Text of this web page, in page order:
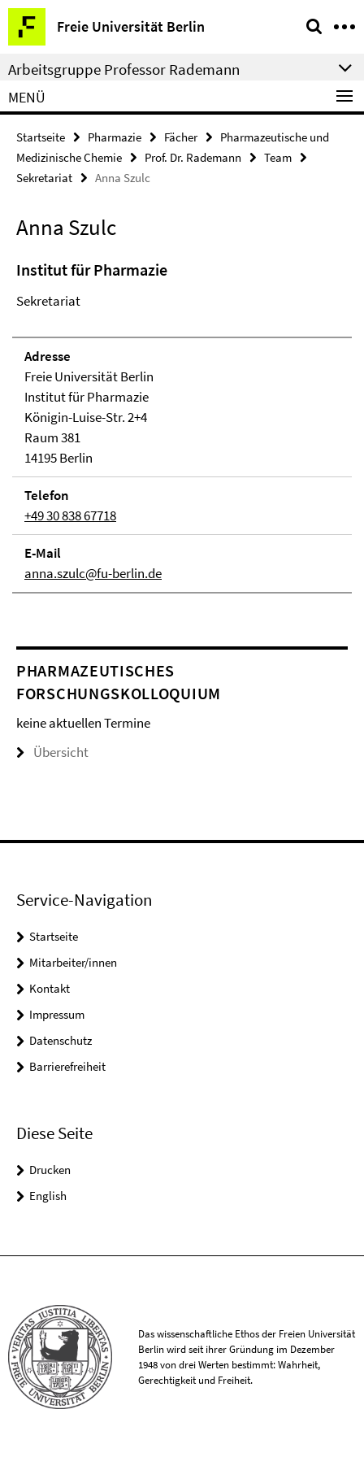
Springe
direkt
zu
Inhalt
Freie Universität Berlin
Service-
Navigation
Arbeitsgruppe Professor Rademann
MENÜ
Startseite Pharmazie Fächer
Pharmazeutische und
Medizinische Chemie
Prof. Dr. Rademann
Team
Sekretariat
Anna Szulc
Anna Szulc
Institut für Pharmazie
Sekretariat
Adresse
Freie Universität Berlin
Institut für Pharmazie
Königin-Luise-Str. 2+4
Raum 381
14195 Berlin
Telefon
+49 30 838 67718
E-Mail
anna.szulc@fu-berlin.de
PHARMAZEUTISCHES
FORSCHUNGSKOLLOQUIUM
keine aktuellen Termine
Übersicht
Service-Navigation
Startseite
Mitarbeiter/innen
Kontakt
Impressum
Datenschutz
Barrierefreiheit
Diese Seite
Drucken
English
Das wissenschaftliche Ethos der Freien Universität
Berlin wird seit ihrer Gründung im Dezember
1948 von drei Werten bestimmt: Wahrheit,
Gerechtigkeit und Freiheit.